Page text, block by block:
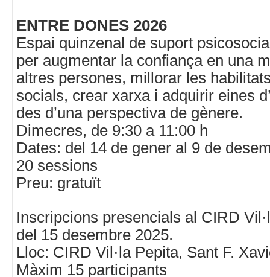
ENTRE DONES 2026
Espai quinzenal de suport
per augmentar la confiança en una
altres persones, millorar les
socials, crear xarxa i adquirir eines
des d’una perspectiva de gènere.
Dimecres, de 9:30 a 11:00 h
Dates: del 14 de gener al 9 de
20 sessions
Preu: gratuït
Inscripcions presencials al CIRD
del 15 desembre 2025.
Lloc: CIRD Vil·la Pepita, Sant F.
Màxim 15 participants